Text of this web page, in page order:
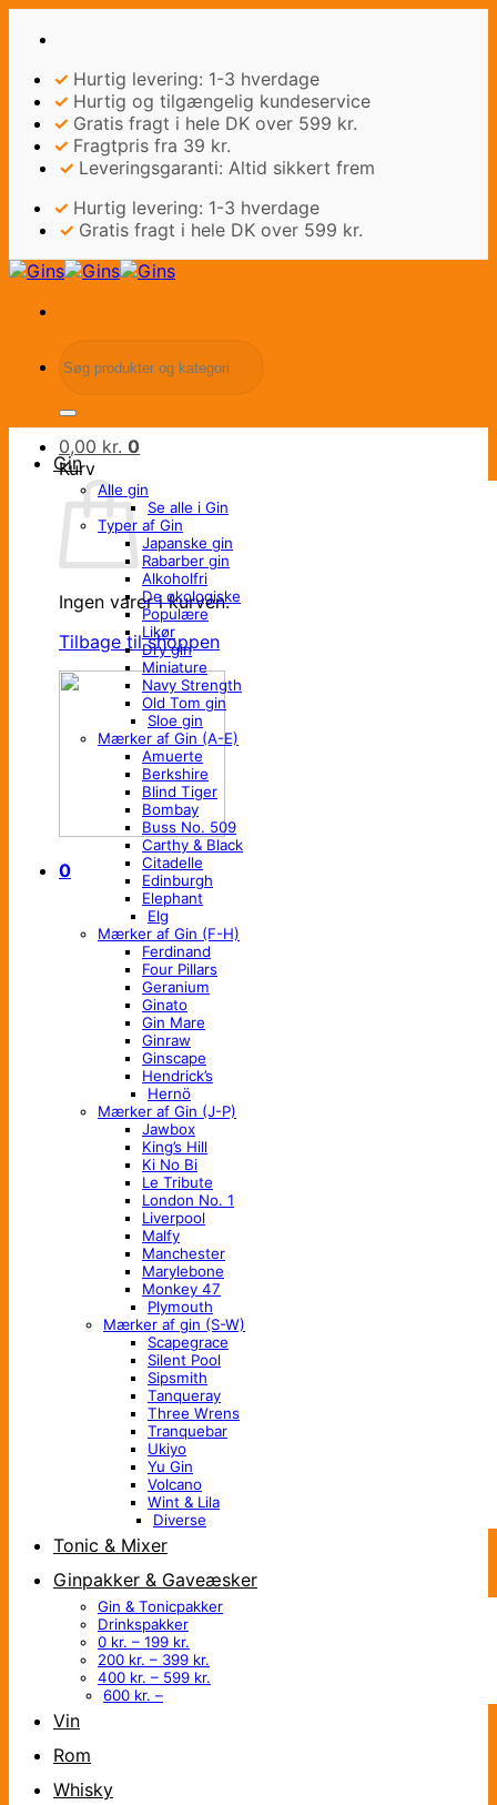
✓ Hurtig levering: 1-3 hverdage
✓ Hurtig og tilgængelig kundeservice
✓ Gratis fragt i hele DK over 599 kr.
✓ Fragtpris fra 39 kr.
✓ Leveringsgaranti: Altid sikkert frem
✓ Hurtig levering: 1-3 hverdage
✓ Gratis fragt i hele DK over 599 kr.
efter:
0,00 kr. 0
Kurv
Ingen varer i kurven.
Tilbage til shoppen
0
Gin
Alle gin
Se alle i Gin
Typer af Gin
Japanske gin
Rabarber gin
Alkoholfri
De økologiske
Populære
Likør
Dry gin
Miniature
Navy Strength
Old Tom gin
Sloe gin
Mærker af Gin (A-E)
Amuerte
Berkshire
Blind Tiger
Bombay
Buss No. 509
Carthy & Black
Citadelle
Edinburgh
Elephant
Elg
Mærker af Gin (F-H)
Ferdinand
Four Pillars
Geranium
Ginato
Gin Mare
Ginraw
Ginscape
Hendrick’s
Hernö
Mærker af Gin (J-P)
Jawbox
King’s Hill
Ki No Bi
Le Tribute
London No. 1
Liverpool
Malfy
Manchester
Marylebone
Monkey 47
Plymouth
Mærker af gin (S-W)
Scapegrace
Silent Pool
Sipsmith
Tanqueray
Three Wrens
Tranquebar
Ukiyo
Yu Gin
Volcano
Wint & Lila
Diverse
Tonic & Mixer
Ginpakker & Gaveæsker
Gin & Tonicpakker
Drinkspakker
0 kr. – 199 kr.
200 kr. – 399 kr.
400 kr. – 599 kr.
600 kr. –
Vin
Rom
Whisky